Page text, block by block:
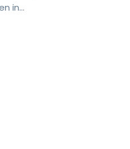
in...